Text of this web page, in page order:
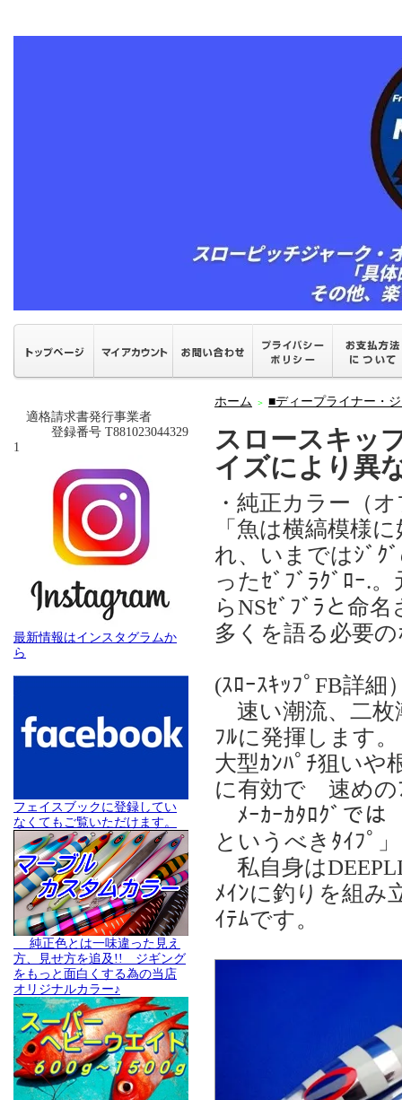
適格請求書発行事業者
登録番号 T881023044329
1
最新情報はインスタグラムか
ら
フェイスブックに登録してい
なくてもご覧いただけます。
純正色とは一味違った見え
方、見せ方を追及!! ジギング
をもっと面白くする為の当店
オリジナルカラー♪
ホーム ＞ ■ディープライナー・
スロースキッ
イズにより異
・純正カラー（
「魚は横縞模様
れ、いまではｼﾞｸ
ったｾﾞﾌﾞﾗｸﾞﾛｰ.
らNSｾﾞﾌﾞﾗと命
多くを語る必要
(ｽﾛｰｽｷｯﾌﾟFB詳細
速い潮流、二枚
ﾌﾙに発揮します。
大型ｶﾝﾊﾟﾁ狙いや
に有効で 速めの
ﾒｰｶｰｶﾀﾛｸﾞでは
というべきﾀｲﾌﾟ
私自身は
ﾒｲﾝに釣りを組み
ｲﾃﾑです。